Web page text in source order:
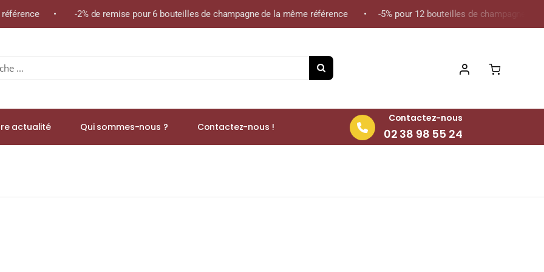
• -2% de remise pour 6 bouteilles de champagne de la même référence • -5% pour 12 bouteilles de champagne de la
actualité Qui sommes-nous ? Contactez-nous !
Contactez-nous
02 38 98 55 24